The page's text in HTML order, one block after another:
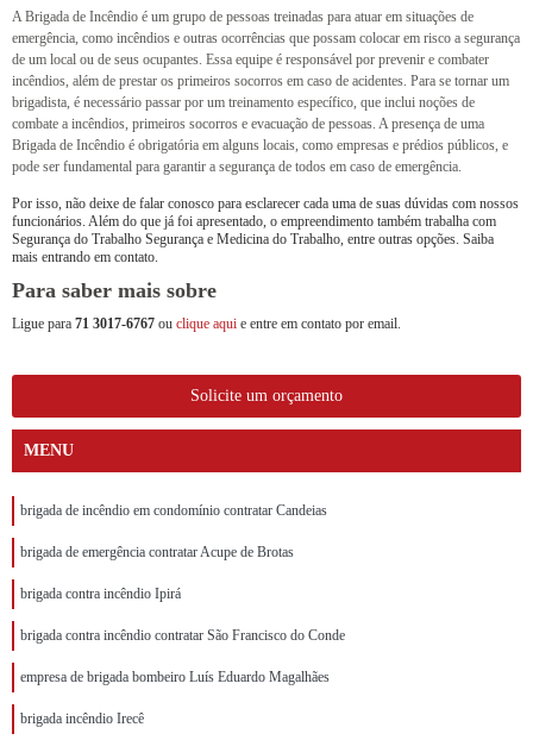
A Brigada de Incêndio é um grupo de pessoas treinadas para atuar em situações de
emergência, como incêndios e outras ocorrências que possam colocar em risco a segurança
de um local ou de seus ocupantes. Essa equipe é responsável por prevenir e combater
incêndios, além de prestar os primeiros socorros em caso de acidentes. Para se tornar um
brigadista, é necessário passar por um treinamento específico, que inclui noções de
combate a incêndios, primeiros socorros e evacuação de pessoas. A presença de uma
Brigada de Incêndio é obrigatória em alguns locais, como empresas e prédios públicos, e
pode ser fundamental para garantir a segurança de todos em caso de emergência.
Por isso, não deixe de falar conosco para esclarecer cada uma de suas dúvidas com nossos
funcionários. Além do que já foi apresentado, o empreendimento também trabalha com
Segurança do Trabalho Segurança e Medicina do Trabalho, entre outras opções. Saiba
mais entrando em contato.
Para saber mais sobre
Ligue para 71 3017-6767 ou clique aqui e entre em contato por email.
Solicite um orçamento
MENU
brigada de incêndio em condomínio contratar Candeias
brigada de emergência contratar Acupe de Brotas
brigada contra incêndio Ipirá
brigada contra incêndio contratar São Francisco do Conde
empresa de brigada bombeiro Luís Eduardo Magalhães
brigada incêndio Irecê